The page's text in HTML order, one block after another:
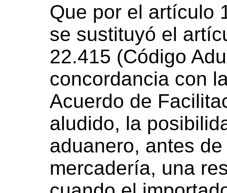
Que por el artículo
se sustituyó el
22.415 (Código
concordancia con
Acuerdo de
aludido, la
aduanero, antes
mercadería, una